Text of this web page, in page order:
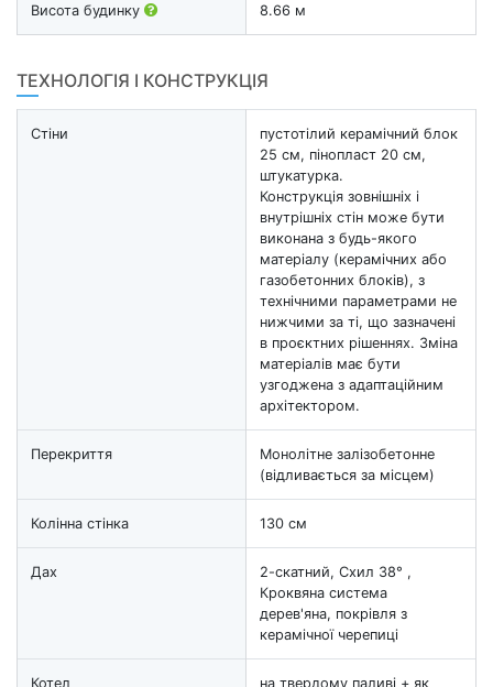
Висота будинку 8.66 м
ТЕХНОЛОГІЯ І КОНСТРУКЦІЯ
Стіни
пустотілий керамічний блок
25 см, пінопласт 20 см,
штукатурка.
Конструкція зовнішніх і
внутрішніх стін може бути
виконана з будь-якого
матеріалу (керамічних або
газобетонних блоків), з
технічними параметрами не
нижчими за ті, що зазначені
в проєктних рішеннях. Зміна
матеріалів має бути
узгоджена з адаптаційним
архітектором.
Перекриття
Монолітне залізобетонне
(відливається за місцем)
Колінна стінка 130 см
Дах
2-скатний, Схил 38° ,
Кроквяна система
дерев'яна, покрівля з
керамічної черепиці
Котел
на твердому паливі + як